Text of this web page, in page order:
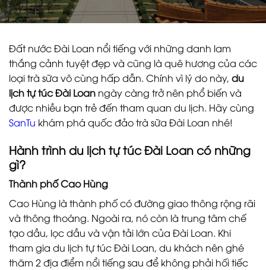
Đất nước Đài Loan nổi tiếng với những danh lam
thắng cảnh tuyệt đẹp và cũng là quê hương của các
loại trà sữa vô cùng hấp dẫn. Chính vì lý do này, du
lịch tự túc Đài Loan ngày càng trở nên phổ biến và
được nhiều bạn trẻ đến tham quan du lịch. Hãy cùng
SanTu khám phá quốc đảo trà sữa Đài Loan nhé!
Hành trình du lịch tự túc Đài Loan có những
gì?
Thành phố Cao Hùng
Cao Hùng là thành phố có đường giao thông rộng rãi
và thông thoáng. Ngoài ra, nó còn là trung tâm chế
tạo dầu, lọc dầu và vận tải lớn của Đài Loan. Khi
tham gia du lịch tự túc Đài Loan, du khách nên ghé
thăm 2 địa điểm nổi tiếng sau để không phải hối tiếc